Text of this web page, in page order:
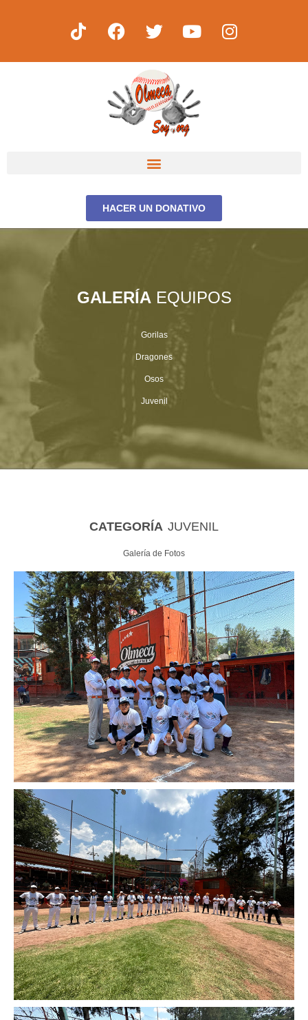
HACER UN DONATIVO
GALERÍAEQUIPOS
Gorilas
Dragones
Osos
Juvenil
CATEGORÍA JUVENIL
Galería de Fotos